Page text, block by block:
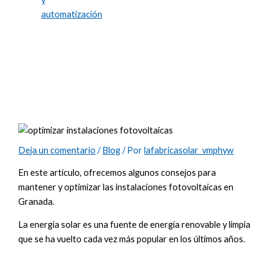
automatización
Deja un comentario /Blog/ Porlafabricasolar_vmphyw
En este artículo, ofrecemos algunos consejos para
mantener y optimizar las instalaciones fotovoltaicas en
Granada.
La energía solar es una fuente de energía renovable y limpia
que se ha vuelto cada vez más popular en los últimos años.